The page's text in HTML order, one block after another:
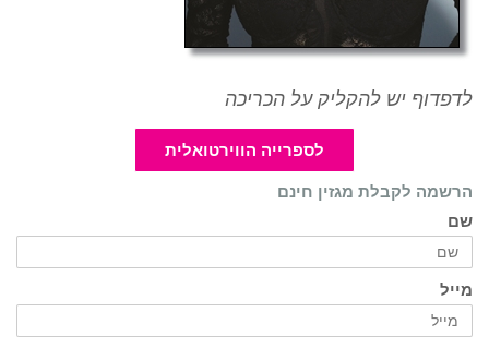
לדפדוף יש להקליק על הכריכה
לספרייה הווירטואלית
הרשמה לקבלת מגזין חינם
שם
מייל